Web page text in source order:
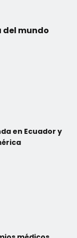
del mundo
en Ecuador y